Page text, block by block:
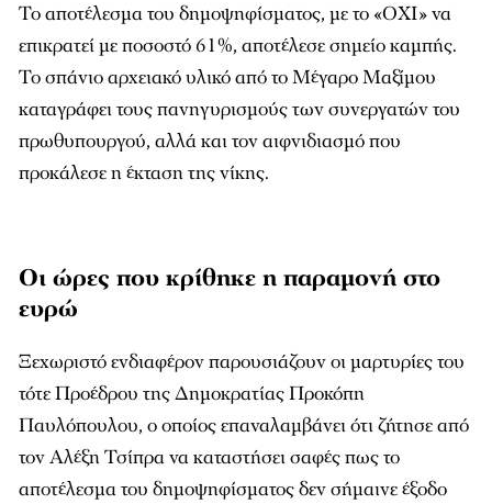
Το αποτέλεσμα του δημοψηφίσματος, με το «ΟΧΙ» να
επικρατεί με ποσοστό 61%, αποτέλεσε σημείο καμπής.
Το σπάνιο αρχειακό υλικό από το Μέγαρο Μαξίμου
καταγράφει τους πανηγυρισμούς των συνεργατών του
πρωθυπουργού, αλλά και τον αιφνιδιασμό που
προκάλεσε η έκταση της νίκης.
Οι ώρες που κρίθηκε η παραμονή στο
ευρώ
Ξεχωριστό ενδιαφέρον παρουσιάζουν οι μαρτυρίες του
τότε Προέδρου της Δημοκρατίας Προκόπη
Παυλόπουλου, ο οποίος επαναλαμβάνει ότι ζήτησε από
τον Αλέξη Τσίπρα να καταστήσει σαφές πως το
αποτέλεσμα του δημοψηφίσματος δεν σήμαινε έξοδο